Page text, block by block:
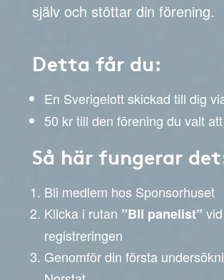
själv och stöttar din förening.
Detta får du:
En Sverigelott skickad till dig
50 kr till den förening du valt
Så här fungerar
Bli medlem hos Sponsorhuset
Klicka i rutan ”Bli panelist” vid
registreringen
Genomför din första